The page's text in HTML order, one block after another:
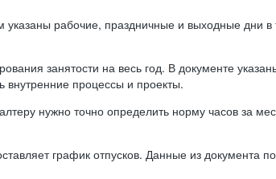
рабочие, праздничные и выходные дни в
занятости на весь год. В документе
процессы и проекты.
нужно точно определить норму часов за
график отпусков. Данные из